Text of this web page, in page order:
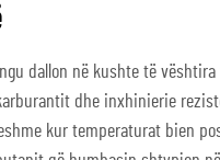
dallon në kushte të
dhe inxhinierie
kur temperaturat bien